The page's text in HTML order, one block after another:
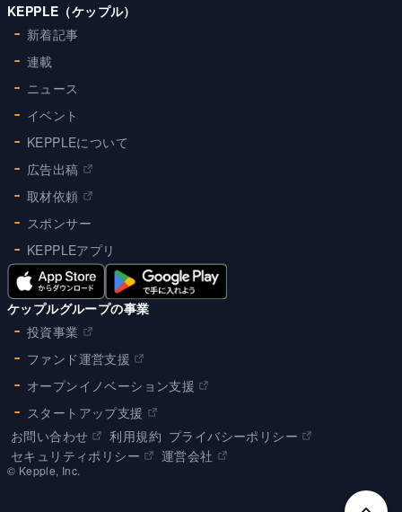
KEPPLE（ケップル）
新着記事
連載
ニュース
イベント
KEPPLEについて
広告出稿
取材依頼
スポンサー
KEPPLEアプリ
ケップルグループの事業
投資事業
ファンド運営支援
オープンイノベーション支援
スタートアップ支援
お問い合わせ
利用規約 プライバシーポリシー
セキュリティポリシー
運営会社
©︎ Kepple, Inc.